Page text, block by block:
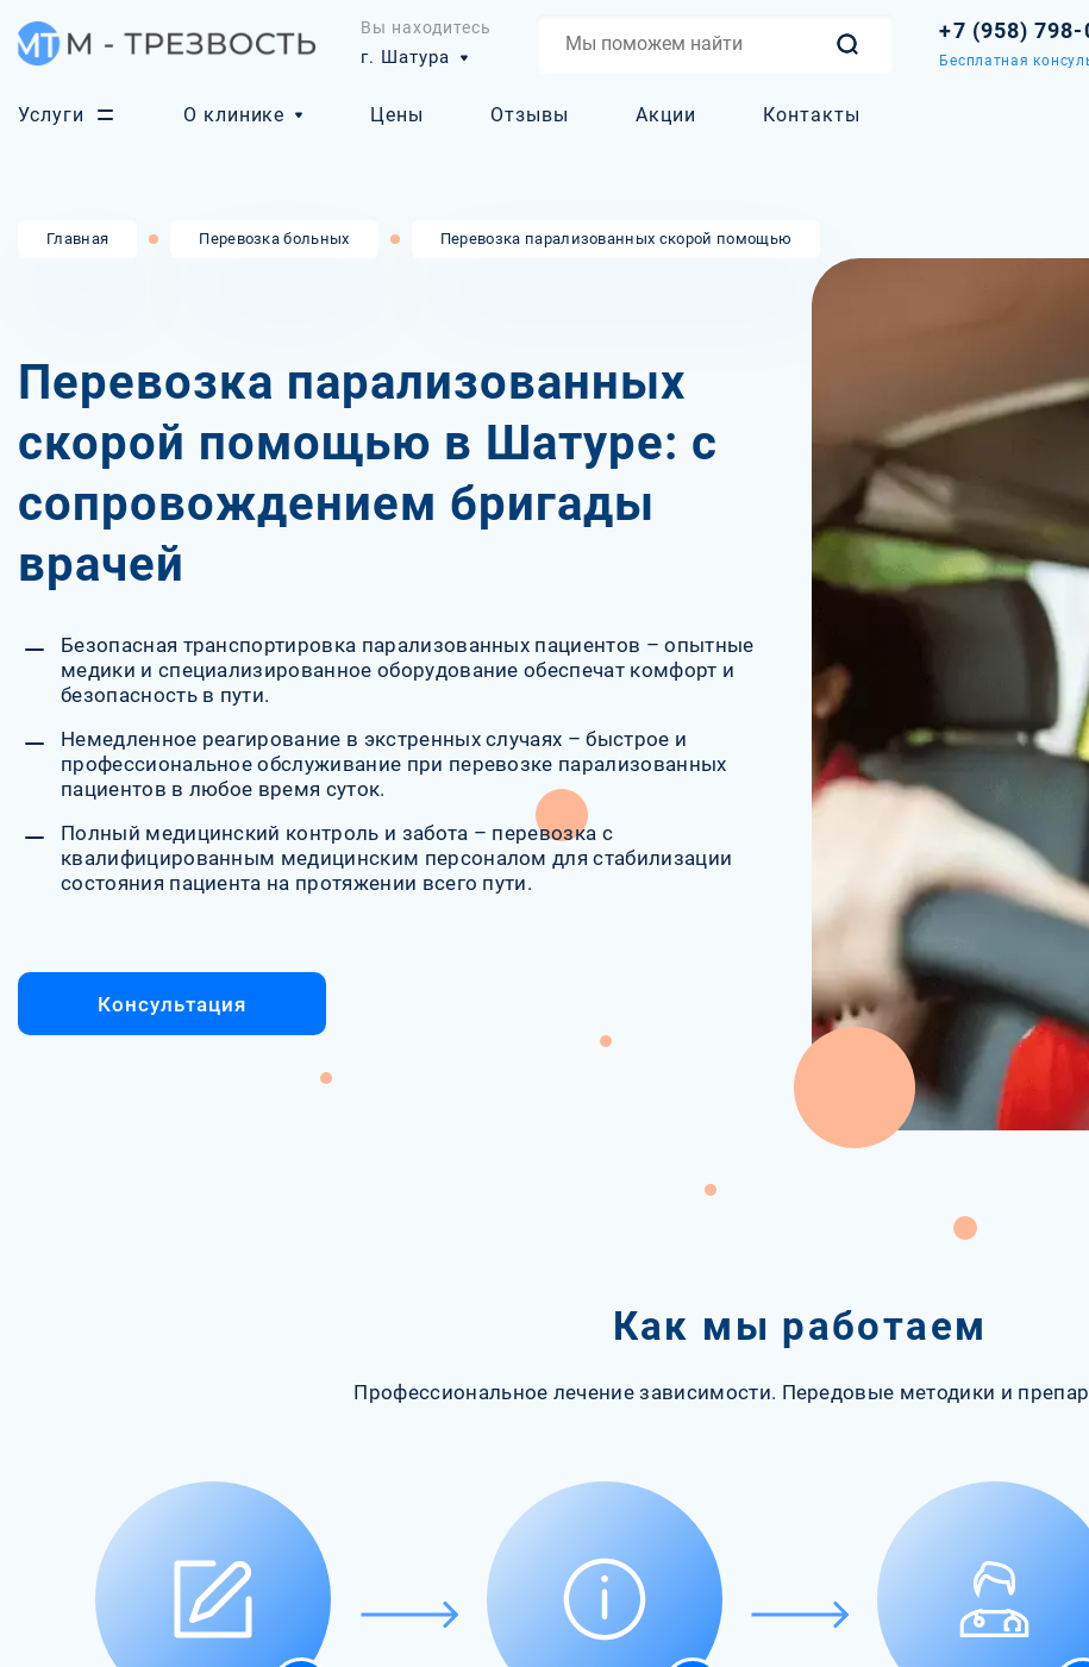
Вы находитесь
г. Шатура
+7 (958)
Бесплатная
Услуги О клинике Цены Отзывы Акции Контакты
Главная Перевозка больных Перевозка парализованных скорой помощью
Перевозка парализованных
скорой помощью в Шатуре: с
сопровождением бригады
врачей
Безопасная транспортировка парализованных пациентов – опытные
медики и специализированное оборудование обеспечат комфорт и
безопасность в пути.
Немедленное реагирование в экстренных случаях – быстрое и
профессиональное обслуживание при перевозке парализованных
пациентов в любое время суток.
Полный медицинский контроль и забота – перевозка с
квалифицированным медицинским персоналом для стабилизации
состояния пациента на протяжении всего пути.
Консультация
Как мы работаем
Профессиональное лечение зависимости. Передовые методики и